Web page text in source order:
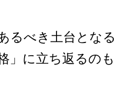
るべき土台とな
」に立ち返るの